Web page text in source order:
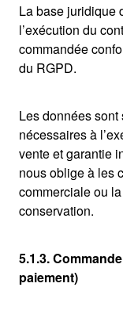
La base juridique
l’exécution du
commandée
du RGPD.
Les données
nécessaires à
vente et garantie
nous oblige à les
commerciale ou
conservation.
5.1.3.
paiement)